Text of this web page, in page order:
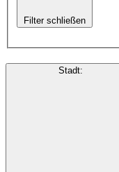
Filter schließen
Stadt: